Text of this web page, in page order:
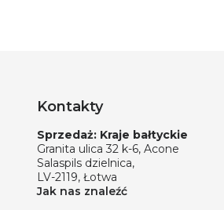
Kontakty
Sprzedaż: Kraje bałtyckie
Granita ulica 32 k-6, Acone
Salaspils dzielnica,
LV-2119, Łotwa
Jak nas znaleźć